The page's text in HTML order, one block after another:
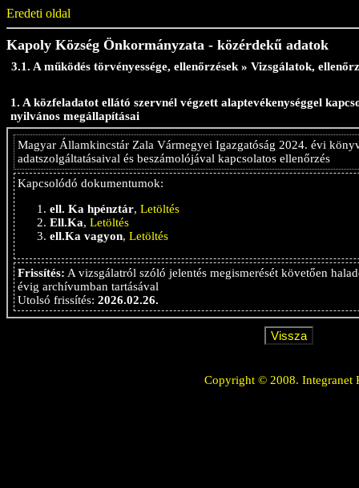
Eredeti oldal
Kapoly Község Önkormányzata - közérdekű adatok
3.1. A működés törvényessége, ellenőrzések » Vizsgálatok,
1. A közfeladatot ellátó szervnél végzett alaptevékenységgel
nyilvános megállapításai
Magyar Államkincstár Zala Vármegyei Igazgatóság 2024. évi
adatszolgáltatásaival és beszámolójával kapcsolatos ellenőrzés
Kapcsolódó dokumentumok:
ell. Ka hpénztár, Letöltés
Ell.Ka, Letöltés
ell.Ka vagyon, Letöltés
Frissítés: A vizsgálatról szóló jelentés megismerését követően
évig archívumban tartásával
Utolsó frissítés: 2026.02.26.
Copyright © 2008. Integranet